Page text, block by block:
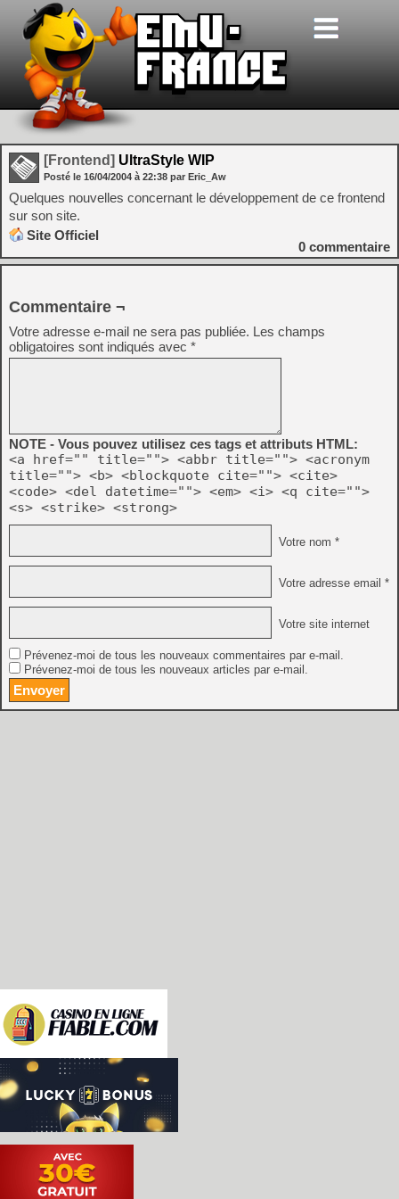
[Frontend] UltraStyle WIP
Posté le 16/04/2004 à 22:38 par Eric_Aw
Quelques nouvelles concernant le développement de ce frontend
sur son site.
Site Officiel
0 commentaire
Commentaire ¬
Votre adresse e-mail ne sera pas publiée. Les champs
obligatoires sont indiqués avec *
NOTE - Vous pouvez utilisez ces tags et attributs HTML:
<a href="" title=""> <abbr title=""> <acronym
title=""> <b> <blockquote cite=""> <cite>
<code> <del datetime=""> <em> <i> <q cite="">
<s> <strike> <strong>
Votre nom *
Votre adresse email *
Votre site internet
Prévenez-moi de tous les nouveaux commentaires par e-mail.
Prévenez-moi de tous les nouveaux articles par e-mail.